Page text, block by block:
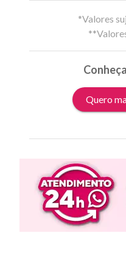
*Valores
Quero